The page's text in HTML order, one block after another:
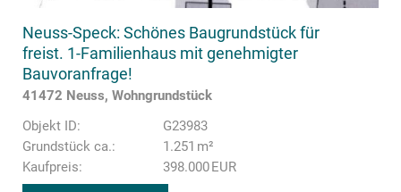
Neuss-Speck: Schönes Baugrundstück für
freist. 1-Familienhaus mit genehmigter
Bauvoranfrage!
41472 Neuss, Wohngrundstück
Objekt ID:
G23983
Grund­stück ca.:
1.251 m²
Kaufpreis:
398.000 EUR